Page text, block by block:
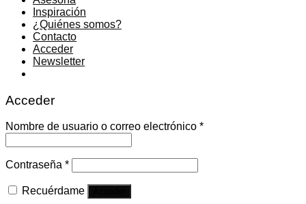
Inspiración
¿Quiénes somos?
Contacto
Acceder
Newsletter
Acceder
Nombre de usuario o correo electrónico *
Contraseña *
Recuérdame